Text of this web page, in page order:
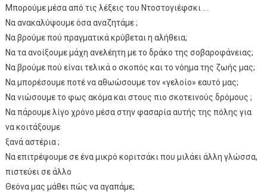
Μπορούμε μέσα από τις λέξεις του Ντοστογιέφσκι …
Να ανακαλύψουμε όσα αναζητάμε ;
Να βρούμε πού πραγματικά κρύβεται η αλήθεια;
Να τα ανοίξουμε μάχη ανελέητη με το δράκο της σοβαροφάνειας;
Να βρούμε πού είναι τελικά ο σκοπός και το νόημα της ζωής μας;
Να μπορέσουμε ποτέ να αθωώσουμε τον «γελοίο» εαυτό μας;
Να νιώσουμε το φως ακόμα και στους πιο σκοτεινούς δρόμους ;
Να πάρουμε λίγο χρόνο μέσα στην φασαρία αυτής της πόλης για
να κοιτάξουμε
ξανά αστέρια ;
Να επιτρέψουμε σε ένα μικρό κοριτσάκι που μιλάει άλλη γλώσσα,
πιστεύει σε άλλο
Θεόνα μας μάθει πώς να αγαπάμε;